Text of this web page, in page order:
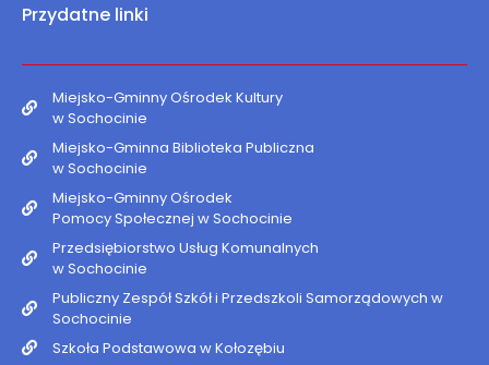
Przydatne linki
Miejsko-Gminny Ośrodek Kultury
w Sochocinie
Miejsko-Gminna Biblioteka Publiczna
w Sochocinie
Miejsko-Gminny Ośrodek
Pomocy Społecznej w Sochocinie
Przedsiębiorstwo Usług Komunalnych
w Sochocinie
Publiczny Zespół Szkół i Przedszkoli Samorządowych w
Sochocinie
Szkoła Podstawowa w Kołozębiu